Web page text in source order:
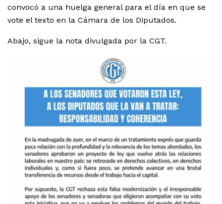
convocó a una huelga general para el día en que se
vote el texto en la Cámara de los Diputados.
Abajo, sigue la nota divulgada por la CGT.